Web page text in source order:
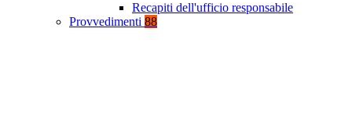
Recapiti dell'ufficio responsabile
Provvedimenti 88